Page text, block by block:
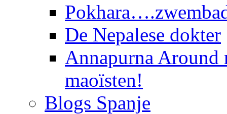
De Nepalese dokter
Annapurna
maoïsten!
Blogs Spanje